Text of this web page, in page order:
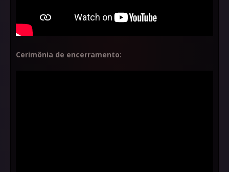
Cerimônia de encerramento: